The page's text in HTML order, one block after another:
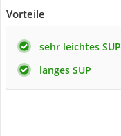
Vorteile
sehr leichtes SUP
langes SUP